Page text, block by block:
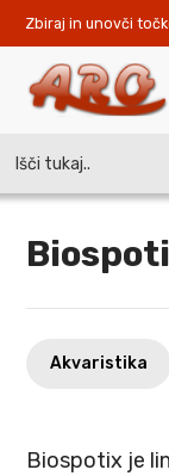
Zbiraj in unovči
for:
Akvaristika
Biospotix je